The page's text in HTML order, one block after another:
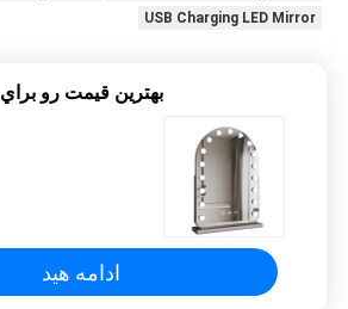
SITEMAP
خصوصی
USB Charging LED Mirror
بهترين قيمت رو براي
ادامه هید